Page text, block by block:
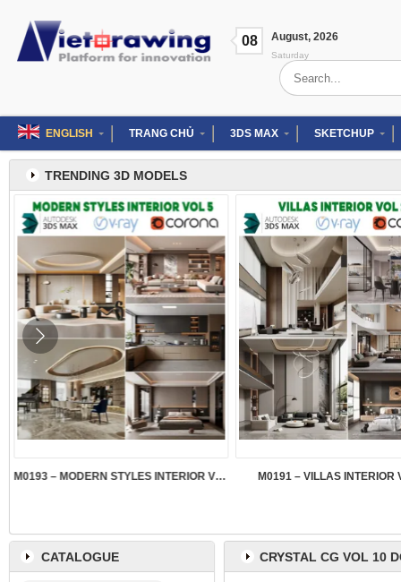
content
08 August, 2026
Saturday
Search
for:
ENGLISH TRANG CHỦ 3DS MAX SKETCHUP
TRENDING 3D MODELS
M0193 – MODERN STYLES INTERIOR VOL.5 M0191 – VILLAS INTERIOR
CRYSTAL CG VOL 10
CATALOGUE